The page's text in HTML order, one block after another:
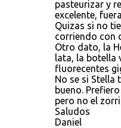
pasteurizar y
excelente,
Quizas si no
corriendo con
Otro dato, la
lata, la botella
fluorecentes
No se si Stella
bueno.
pero no el
Saludos
Daniel